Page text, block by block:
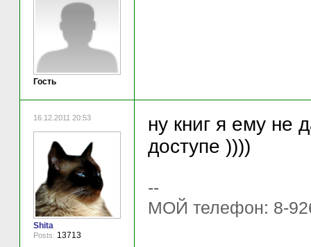
Гость
16.12.2011 20:53
Shita
Posts: 13713
ну книг я ему не
доступе ))))
--
МОЙ телефон: 8-